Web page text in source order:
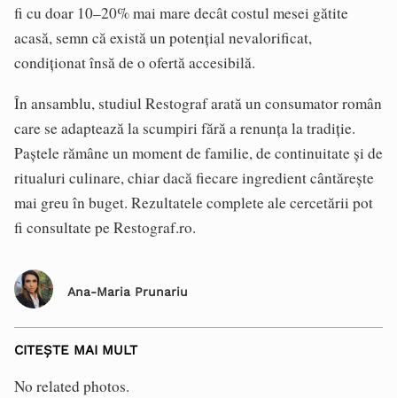
fi cu doar 10–20% mai mare decât costul mesei gătite
acasă, semn că există un potențial nevalorificat,
condiționat însă de o ofertă accesibilă.
În ansamblu, studiul Restograf arată un consumator român
care se adaptează la scumpiri fără a renunța la tradiție.
Paștele rămâne un moment de familie, de continuitate și de
ritualuri culinare, chiar dacă fiecare ingredient cântărește
mai greu în buget. Rezultatele complete ale cercetării pot
fi consultate pe Restograf.ro.
Ana-Maria Prunariu
CITEȘTE MAI MULT
No related photos.